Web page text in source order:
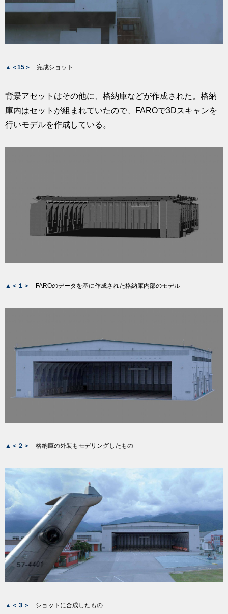
▲＜15＞ 完成ショット
背景アセットはその他に、格納庫などが作成された。格納
庫内はセットが組まれていたので、FAROで3Dスキャンを
行いモデルを作成している。
▲＜１＞ FAROのデータを基に作成された格納庫内部のモデル
▲＜２＞ 格納庫の外装もモデリングしたもの
▲＜３＞ ショットに合成したもの